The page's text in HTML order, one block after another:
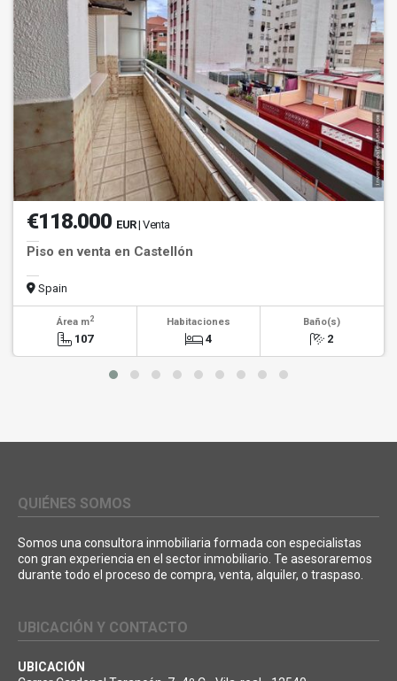
€118.000 EUR| Venta
Piso en venta en Castellón
Spain
Área m2
107
Habitaciones
4
Baño(s)
2
QUIÉNES SOMOS
Somos una consultora inmobiliaria formada con especialistas
con gran experiencia en el sector inmobiliario. Te asesoraremos
durante todo el proceso de compra, venta, alquiler, o traspaso.